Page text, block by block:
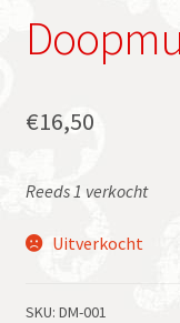
€16,50
Reeds 1 verkocht
Uitverkocht
SKU: DM-001